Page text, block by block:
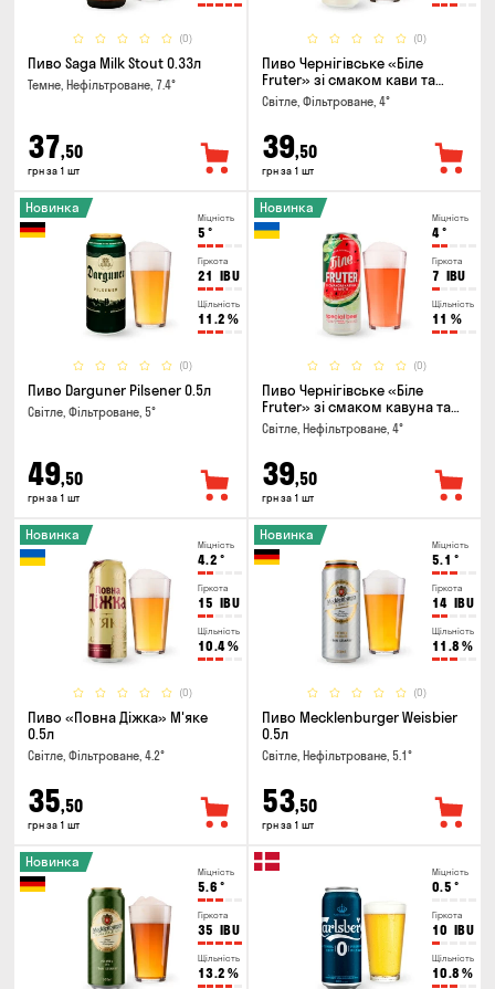
(0)
Пиво Saga Milk Stout 0.33л
Темне, Нефільтроване, 7.4°
37,50
грн за 1 шт
(0)
Пиво Чернігівське «Біле
Fruter» зі смаком кави та
апельсину 0.5л
Світле, Фільтроване, 4°
39,50
грн за 1 шт
Міцність
5 °
Гіркота
21 IBU
Щільність
11.2 %
(0)
Новинка
Пиво Darguner Pilsener 0.5л
Світле, Фільтроване, 5°
49,50
грн за 1 шт
Міцність
4°
Гіркота
7 IBU
Щільність
11 %
(0)
Новинка
Пиво Чернігівське «Біле
Fruter» зі смаком кавуна та
м'яти 0.5л
Світле, Нефільтроване, 4°
39,50
грн за 1 шт
Міцність
4.2 °
Гіркота
15 IBU
Щільність
10.4%
(0)
Новинка
Пиво «Повна Діжка» М'яке
0.5л
Світле, Фільтроване, 4.2°
35,50
грн за 1 шт
Міцність
5.1 °
Гіркота
14 IBU
Щільність
11.8 %
(0)
Новинка
Пиво Mecklenburger Weisbier
0.5л
Світле, Нефільтроване, 5.1°
53,50
грн за 1 шт
Міцність
5.6 °
Гіркота
35 IBU
Щільність
13.2 %
Новинка
Міцність
0.5 °
Гіркота
10 IBU
Щільність
10.8 %